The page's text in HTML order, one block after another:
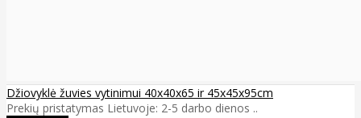
Džiovyklė žuvies vytinimui 40x40x65 ir 45x45x95cm
Prekių pristatymas Lietuvoje: 2-5 darbo dienos ..